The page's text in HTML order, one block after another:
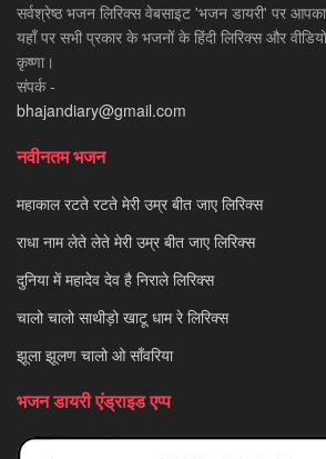
सर्वश्रेष्ठ भजन लिरिक्स वेबसाइट 'भजन डायरी' पर
यहाँ पर सभी प्रकार के भजनों के हिंदी लिरिक्स और
कृष्णा।
संपर्क -
bhajandiary@gmail.com
नवीनतम भजन
महाकाल रटते रटते मेरी उम्र बीत जाए लिरिक्स
राधा नाम लेते लेते मेरी उम्र बीत जाए लिरिक्स
दुनिया में महादेव देव है निराले लिरिक्स
चालो चालो साथीड़ो खाटू धाम रे लिरिक्स
झूला झूलण चालो ओ साँवरिया
भजन डायरी एंड्राइड एप्प